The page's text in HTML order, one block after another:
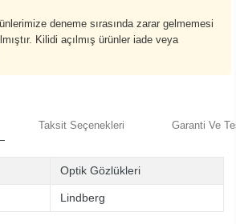
deneme sırasında zarar gelmemesi
Kilidi açılmış ürünler iade veya
Taksit Seçenekleri Garanti Ve
Optik Gözlükleri
Lindberg